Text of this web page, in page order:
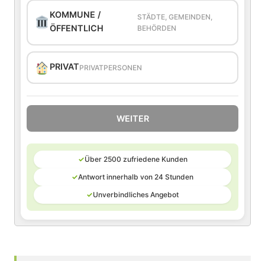
KOMMUNE /
ÖFFENTLICH
STÄDTE, GEMEINDEN,
BEHÖRDEN
PRIVATPRIVATPERSONEN
WEITER
✓Über 2500 zufriedene Kunden
✓Antwort innerhalb von 24 Stunden
✓Unverbindliches Angebot